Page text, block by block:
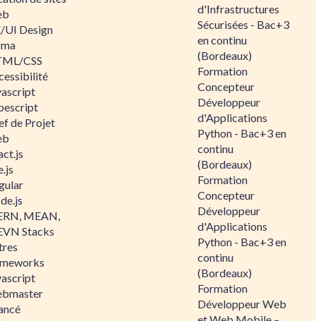
UI Design
CSS
de Projet
MEAN,
Stacks
d'Infrastructures
Sécurisées - Bac+3
en continu
(Bordeaux)
Formation
Concepteur
Développeur
d'Applications
Python - Bac+3 en
continu
(Bordeaux)
Formation
Concepteur
Développeur
d'Applications
Python - Bac+3 en
continu
(Bordeaux)
Formation
Développeur Web